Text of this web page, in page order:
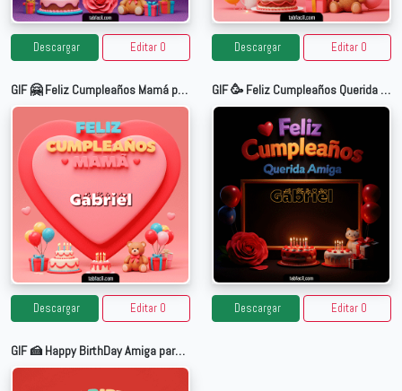
Descargar Editar 0 Descargar Editar 0
GIF 🤗 Feliz Cumpleaños Mamá para Gabriel
Descargar Editar 0
GIF 🥳 Feliz Cumpleaños Querida Amiga para Gabriel
Descargar Editar 0
GIF 🍰 Happy BirthDay Amiga para Gabriel